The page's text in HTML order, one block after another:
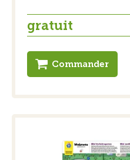
gratuit
Commander